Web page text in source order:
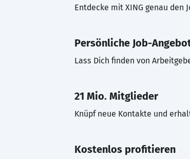
Entdecke mit XING genau den
Persönliche Job-
Lass Dich finden von
21 Mio. Mitglieder
Knüpf neue Kontakte und
Kostenlos profitieren